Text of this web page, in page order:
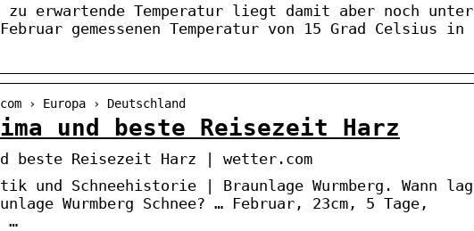
zu erwartende Temperatur liegt damit aber noch unter
gemessenen Temperatur von 15 Grad Celsius in
› Europa › Deutschland
und beste Reisezeit Harz
beste Reisezeit Harz | wetter.com
und Schneehistorie | Braunlage Wurmberg. Wann lag
Wurmberg Schnee? … Februar, 23cm, 5 Tage,
…